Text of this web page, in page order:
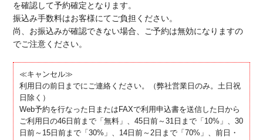
を確認して予約確定となります。
振込み手数料はお客様にてご負担ください。
尚、お振込みが確認できない場合、ご予約は無効になりますの
でご注意ください。
≪キャンセル≫
利用日の前日までにご連絡ください。（弊社営業日のみ。土日祝
日除く）
Web予約を行なった日またはFAXで利用申込書を送信した日から
ご利用日の46日前まで「無料」、45日前～31日まで「10%」、30
日前～15日前まで「30%」、14日前～2日まで「70%」、前日・